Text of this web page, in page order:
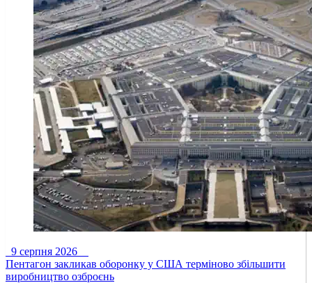
9 серпня 2026
Пентагон закликав оборонку у США терміново збільшити
виробництво озброєнь